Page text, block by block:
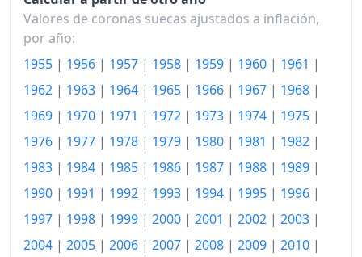
Valores de coronas suecas ajustados a inflación,
por año:
1955 | 1956 | 1957 | 1958 | 1959 | 1960 | 1961 |
1962 | 1963 | 1964 | 1965 | 1966 | 1967 | 1968 |
1969 | 1970 | 1971 | 1972 | 1973 | 1974 | 1975 |
1976 | 1977 | 1978 | 1979 | 1980 | 1981 | 1982 |
1983 | 1984 | 1985 | 1986 | 1987 | 1988 | 1989 |
1990 | 1991 | 1992 | 1993 | 1994 | 1995 | 1996 |
1997 | 1998 | 1999 | 2000 | 2001 | 2002 | 2003 |
2004 | 2005 | 2006 | 2007 | 2008 | 2009 | 2010 |